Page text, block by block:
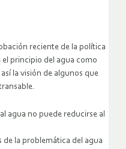
reciente de la política
el principio del agua como
la visión de algunos que
agua no puede reducirse al
de la problemática del agua